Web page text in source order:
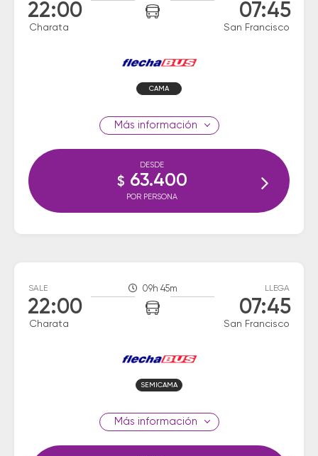
22:00
Charata
07:45
San Francisco
CAMA
información
DESDE
$ 63.400
POR PERSONA
SALE
22:00
Charata
09h 45m LLEGA
07:45
San Francisco
SEMICAMA
información